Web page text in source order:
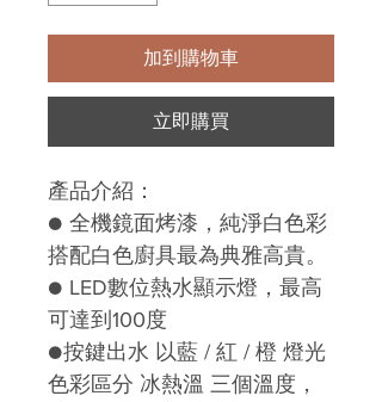
加到購物車
立即購買
產品介紹：
● 全機鏡面烤漆，純淨白色彩
搭配白色廚具最為典雅高貴。
● LED數位熱水顯示燈，最高
可達到100度
●按鍵出水 以藍 / 紅 / 橙 燈光
色彩區分 冰熱溫 三個溫度，